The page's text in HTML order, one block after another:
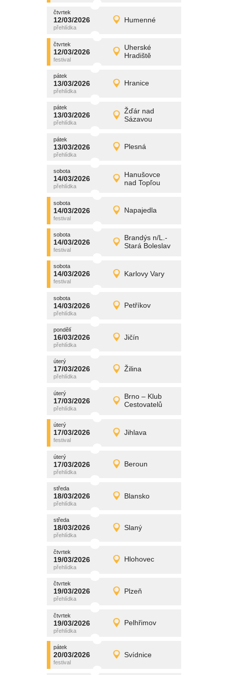
čtvrtek
12/03/2026 Humenné
čtvrtek
12/03/2026 Detail
promítání
čtvrtek
12/03/2026
Uherské
Hradiště
čtvrtek
12/03/2026 Detail
promítání
pátek
13/03/2026 Hranice
pátek
13/03/2026 Detail
promítání
pátek
13/03/2026
Žďár nad
Sázavou
pátek
13/03/2026 Detail
promítání
pátek
13/03/2026 Plesná
pátek
13/03/2026 Detail
promítání
sobota
14/03/2026
Hanušovce
nad Topľou
sobota
14/03/2026 Detail
promítání
sobota
14/03/2026 Napajedla
sobota
14/03/2026 Detail
promítání
sobota
14/03/2026
Brandýs n/L.-
Stará Boleslav
sobota
14/03/2026 Detail
promítání
sobota
14/03/2026 Karlovy Vary
sobota
14/03/2026 Detail
promítání
sobota
14/03/2026 Petříkov
sobota
14/03/2026 Detail
promítání
pondělí
16/03/2026 Jičín
pondělí
16/03/2026 Detail
promítání
úterý
17/03/2026 Žilina
úterý
17/03/2026 Detail
promítání
úterý
17/03/2026
Brno – Klub
Cestovatelů
úterý
17/03/2026 Detail
promítání
úterý
17/03/2026 Jihlava
úterý
17/03/2026 Detail
promítání
úterý
17/03/2026 Beroun
úterý
17/03/2026 Detail
promítání
středa
18/03/2026 Blansko
středa
18/03/2026 Detail
promítání
středa
18/03/2026 Slaný
středa
18/03/2026 Detail
promítání
čtvrtek
19/03/2026 Hlohovec
čtvrtek
19/03/2026 Detail
promítání
čtvrtek
19/03/2026 Plzeň
čtvrtek
19/03/2026 Detail
promítání
čtvrtek
19/03/2026 Pelhřimov
čtvrtek
19/03/2026 Detail
promítání
pátek
20/03/2026 Svídnice
pátek
20/03/2026 Detail
promítání